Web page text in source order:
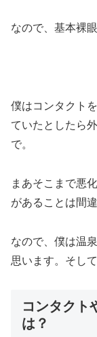
なので、基本裸
僕はコンタクト
ていたとしたら
で。
まあそこまで悪
があることは間
なので、僕は温
思います。そし
コンタクト
は？